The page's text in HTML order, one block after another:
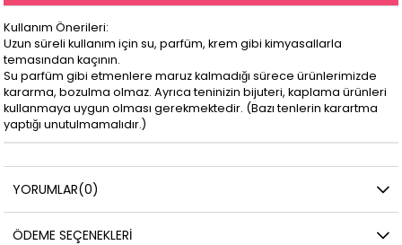
Kullanım Önerileri:
Uzun süreli kullanım için su, parfüm, krem gibi kimyasallarla
temasından kaçının.
Su parfüm gibi etmenlere maruz kalmadığı sürece ürünlerimizde
kararma, bozulma olmaz. Ayrıca teninizin bijuteri, kaplama ürünleri
kullanmaya uygun olması gerekmektedir. (Bazı tenlerin karartma
yaptığı unutulmamalıdır.)
YORUMLAR(0)
ÖDEME SEÇENEKLERI